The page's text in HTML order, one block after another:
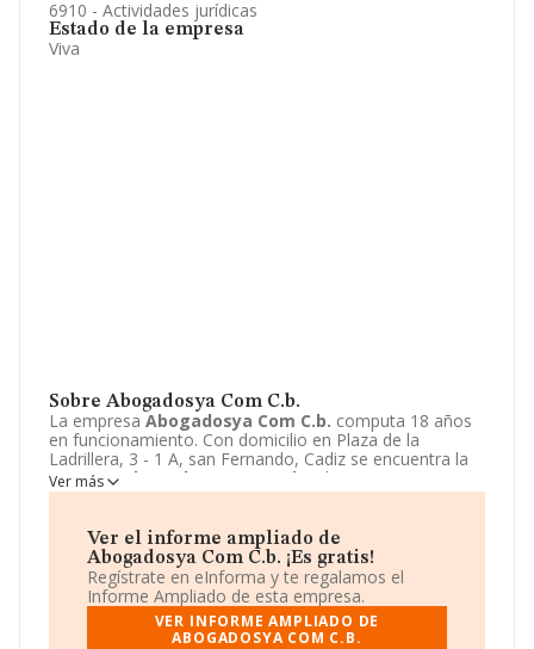
6910 - Actividades jurídicas
Estado de la empresa
Viva
Sobre Abogadosya Com C.b.
La empresa Abogadosya Com C.b. computa 18 años
en funcionamiento. Con domicilio en Plaza de la
Ladrillera, 3 - 1 A, san Fernando, Cadiz se encuentra la
empresa
Abogadosya Com C.b.
. El CNAE que
desarrolla es 6910 - Actividades jurídicas.Abogadosya
Ver más
Ver el informe ampliado de
Abogadosya Com C.b. ¡Es gratis!
Regístrate en eInforma y te regalamos el
Informe Ampliado de esta empresa.
VER INFORME AMPLIADO DE
ABOGADOSYA COM C.B.